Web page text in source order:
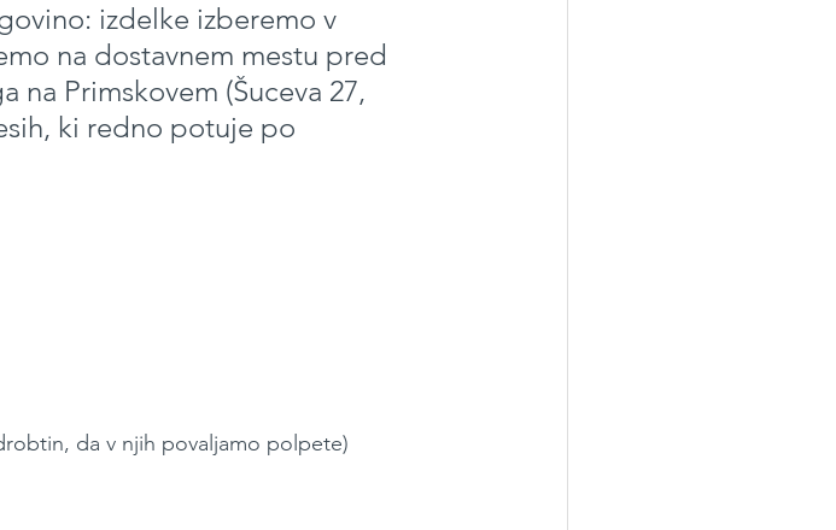
izdelke izberemo v
na dostavnem mestu pred
na Primskovem (Šuceva 27,
ki redno potuje po
da v njih povaljamo polpete)